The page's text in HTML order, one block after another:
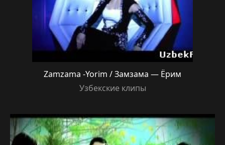
Zamzama -Yorim / Замзама — Ёрим
Узбекские клипы